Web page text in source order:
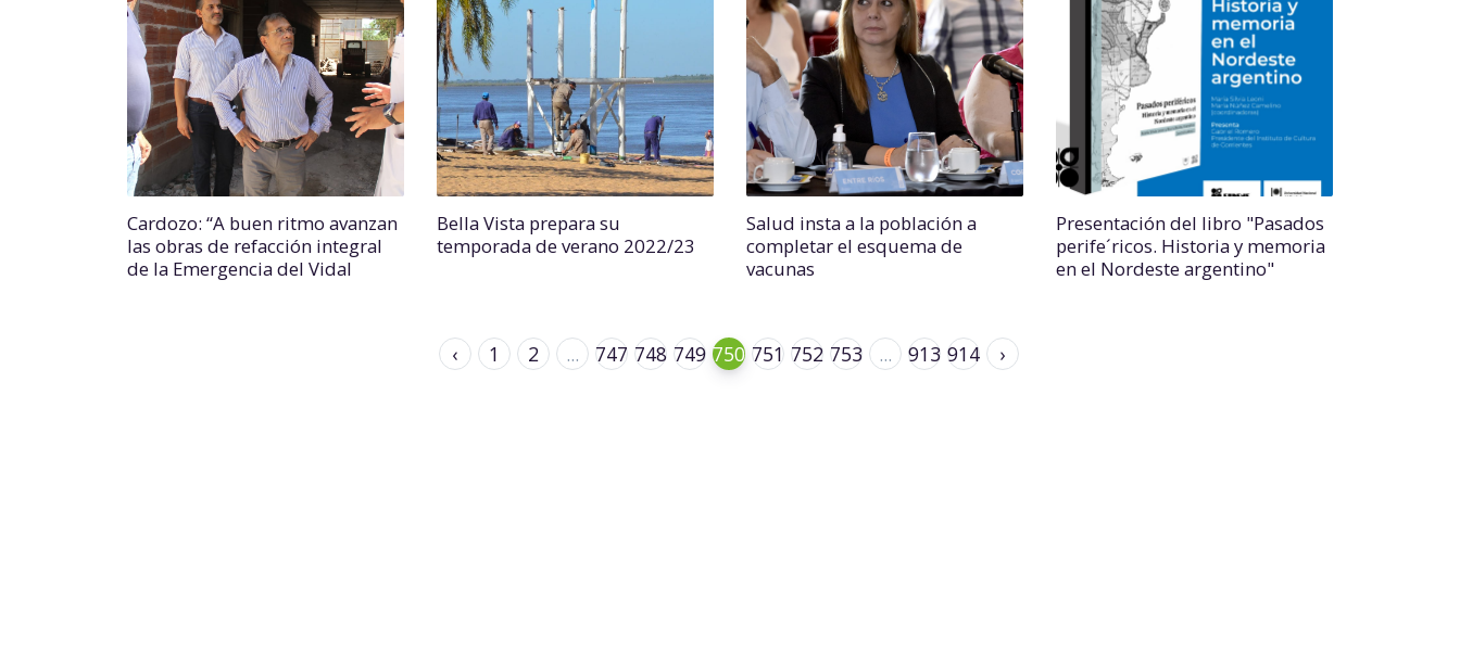
Cardozo: “A buen ritmo avanzan
las obras de refacción integral
de la Emergencia del Vidal
Bella Vista prepara su
temporada de verano 2022/23
Salud insta a la población a
completar el esquema de
vacunas
Presentación del libro "Pasados
perife´ricos. Historia y memoria
en el Nordeste argentino"
‹ 1 2 ... 747 748 749 750 751 752 753 ... 913 914 ›